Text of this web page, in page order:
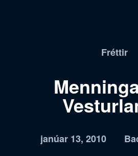
Fréttir
janúar 13, 2010